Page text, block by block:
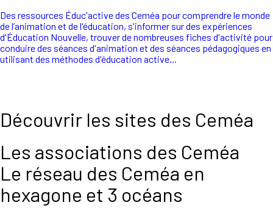
Des ressources Éduc'active des Ceméa pour comprendre le monde
de l’animation et de l'éducation, s'informer sur des expériences
d'Éducation Nouvelle, trouver de nombreuses fiches d'activité pour
conduire des séances d'animation et des séances pédagogiques en
utilisant des méthodes d'éducation active...
Découvrir les sites des Ceméa
Les associations des Ceméa
Le réseau des Ceméa en
hexagone et 3 océans